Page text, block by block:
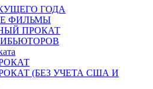
ГОДА
ФИЛЬМЫ
ПРОКАТ
(БЕЗ УЧЕТА США И